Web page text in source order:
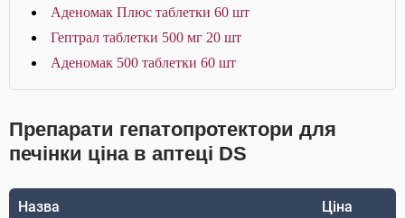
Аденомак Плюс таблетки 60 шт
Гептрал таблетки 500 мг 20 шт
Аденомак 500 таблетки 60 шт
Препарати гепатопротектори для
печінки ціна в аптеці DS
Назва Ціна